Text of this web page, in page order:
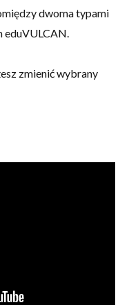
dwoma typami
eduVULCAN.
zmienić wybrany